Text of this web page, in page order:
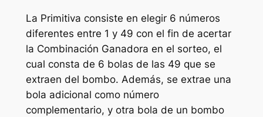
La Primitiva consiste en elegir 6 números
diferentes entre 1 y 49 con el fin de acertar
la Combinación Ganadora en el sorteo, el
cual consta de 6 bolas de las 49 que se
extraen del bombo. Además, se extrae una
bola adicional como número
complementario, y otra bola de un bombo